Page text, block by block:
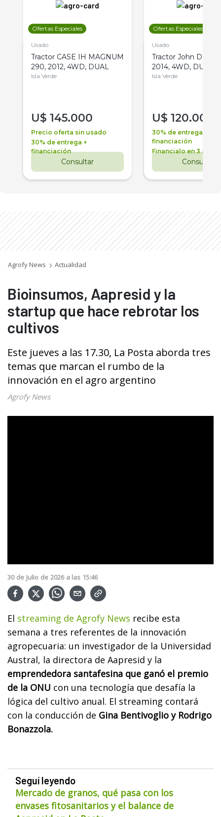
Ofertas Especiales
Usado
Tractor CASE IH MAGNUM
290, 2012, 4WD, DUAL
Isla Verde
U$ 145.000
Precio oferta sin usado
30% de entrega +
financiación
Consultar
Ofertas Especiales
Usado
Tractor John Deere
2014, 4WD, DUAL
Isla Verde
U$ 120.000
30% de entrega +
financiación
Financialo en 3 años
Consultar
Agrofy News Actualidad
Bioinsumos, Aapresid y la
startup que hace rebrotar los
cultivos
Este jueves a las 17.30, La Posta aborda tres
temas que marcan el rumbo de la
innovación en el agro argentino
Agrofy News
30 de Julio de 2026 a las 15:46
El streaming de Agrofy News recibe esta
semana a tres referentes de la innovación
agropecuaria: un investigador de la Universidad
Austral, la directora de Aapresid y la
emprendedora santafesina que ganó el premio
de la ONU con una tecnología que desafía la
lógica del cultivo anual. El streaming contará
con la conducción de Gina Bentivoglio y Rodrigo
Bonazzola.
Seguí leyendo
Mercado de granos, qué pasa con los
envases fitosanitarios y el balance de